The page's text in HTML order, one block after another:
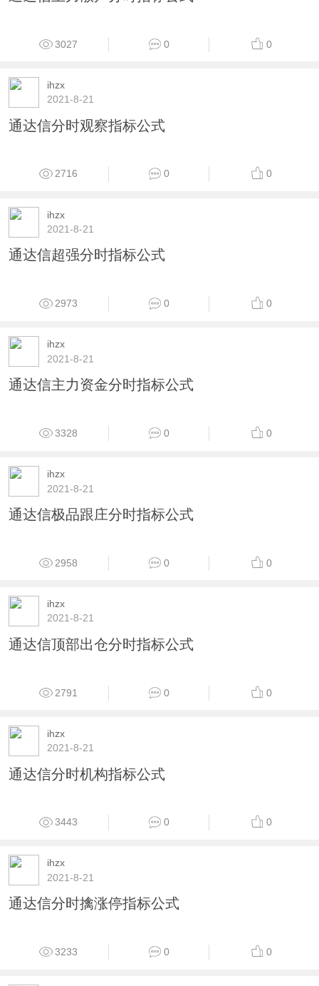
3027 0 0
ihzx
2021-8-21
通达信分时观察指标公式
2716 0 0
ihzx
2021-8-21
通达信超强分时指标公式
2973 0 0
ihzx
2021-8-21
通达信主力资金分时指标公式
3328 0 0
ihzx
2021-8-21
通达信极品跟庄分时指标公式
2958 0 0
ihzx
2021-8-21
通达信顶部出仓分时指标公式
2791 0 0
ihzx
2021-8-21
通达信分时机构指标公式
3443 0 0
ihzx
2021-8-21
通达信分时擒涨停指标公式
3233 0 0